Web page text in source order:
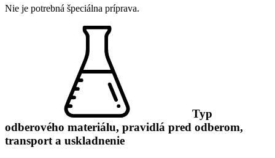
Nie je potrebná špeciálna príprava.
Typ
odberového materiálu, pravidlá pred odberom,
transport a uskladnenie